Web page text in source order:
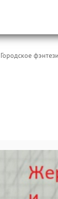
Городское фэнтези